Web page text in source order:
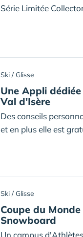
Série Limitée
Ski / Glisse
Une Appli
Val d'Isère
Des conseils
et en plus elle est
Ski / Glisse
Coupe du
Snowboard
Un campus